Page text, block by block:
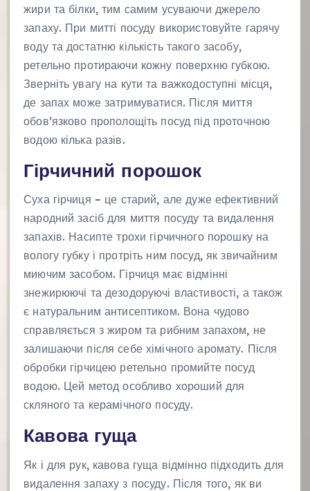
жири та білки, тим самим усуваючи джерело
запаху. При митті посуду використовуйте гарячу
воду та достатню кількість такого засобу,
ретельно протираючи кожну поверхню губкою.
Зверніть увагу на кути та важкодоступні місця,
де запах може затримуватися. Після миття
обов’язково прополощіть посуд під проточною
водою кілька разів.
Гірчичний порошок
Суха гірчиця – це старий, але дуже ефективний
народний засіб для миття посуду та видалення
запахів. Насипте трохи гірчичного порошку на
вологу губку і протріть ним посуд, як звичайним
миючим засобом. Гірчиця має відмінні
знежирюючі та дезодоруючі властивості, а також
є натуральним антисептиком. Вона чудово
справляється з жиром та рибним запахом, не
залишаючи після себе хімічного аромату. Після
обробки гірчицею ретельно промийте посуд
водою. Цей метод особливо хороший для
скляного та керамічного посуду.
Кавова гуща
Як і для рук, кавова гуща відмінно підходить для
видалення запаху з посуду. Після того, як ви